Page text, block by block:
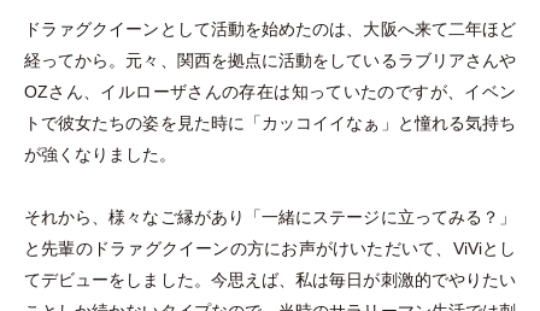
ドラァグクイーンとして活動を始めたのは、大阪へ来て二年ほど
経ってから。元々、関西を拠点に活動をしているラブリアさんや
OZさん、イルローザさんの存在は知っていたのですが、イベン
トで彼女たちの姿を見た時に
「カッコイイなぁ 」
と憧れる気持ち
が強くなりました。
それから、様々なご縁があり 「一緒にステージに立ってみる？ 」
と先輩のドラァグクイーンの方にお声がけいただいて、ViViとし
てデビューをしました。今思えば、私は毎日が刺激的でやりたい